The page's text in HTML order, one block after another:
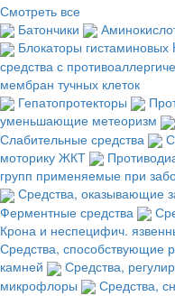
Смотреть все
Батончики
Блокаторы гистаминовых
средства с
мембран тучных клеток
Гепатопротекторы
уменьшающие метеоризм
Слабительные средства
моторику ЖКТ
групп применяемые при
Средства, оказывающие
Ферментные средства
Крона и неспецифич.
Средства, способствующие
камней
Средства,
микрофлоры
Средства,